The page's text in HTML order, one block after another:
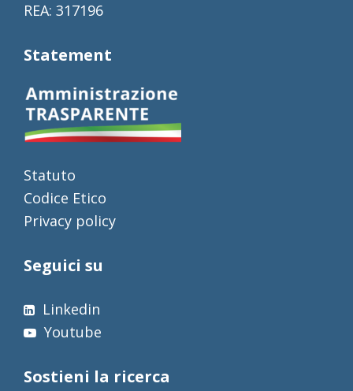
REA: 317196
Statement
Statuto
Codice Etico
Privacy policy
Seguici su
Linkedin
Youtube
Sostieni la ricerca